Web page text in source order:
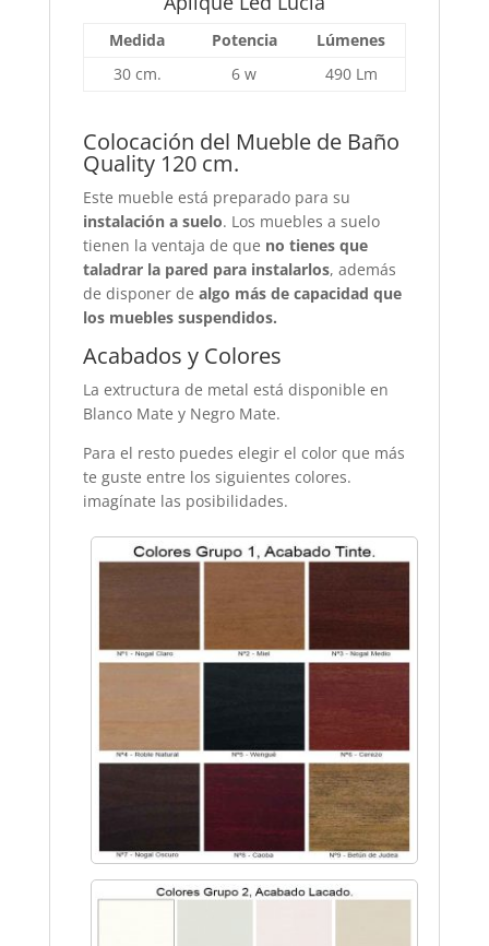
Medida Potencia
Lúmenes
30 cm.
6 w 490 Lm
Colocación del Mueble de Baño
Quality 120 cm.
Este mueble está preparado para su
instalación a suelo. Los muebles a suelo
tienen la ventaja de que no tienes que
taladrar la pared para instalarlos, además
de disponer de algo más de capacidad que
los muebles suspendidos.
Acabados y Colores
La extructura de metal está disponible en
Blanco Mate y Negro Mate.
Para el resto puedes elegir el color que más
te guste entre los siguientes colores.
imagínate las posibilidades.